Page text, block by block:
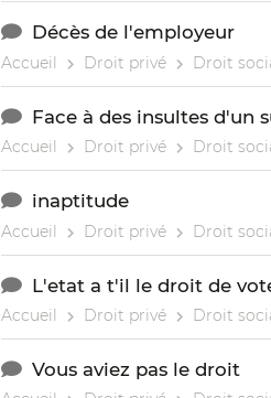
Décès de l'employeur
Accueil Droit privé Droit
Face à des insultes d'un
Accueil Droit privé Droit
inaptitude
Accueil Droit privé Droit
L'etat a t'il le droit de
Accueil Droit privé Droit
Vous aviez pas le droit